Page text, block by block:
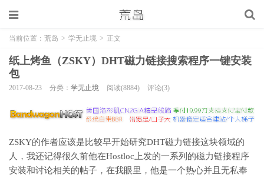
当前位置： 荒岛 > 学无止境 > 正文
纸上烤鱼（ZSKY）DHT磁力链接搜索程序一键安装
包
2017-08-23 分类： 学无止境 阅读(8884) 评论(3)
ZSKY的作者应该是比较早开始研究DHT磁力链接这块领域的
人，我还记得很久前他在Hostloc上发的一系列的磁力链接程序
安装和讨论相关的帖子，在我眼里，他是一个热心并且无私奉